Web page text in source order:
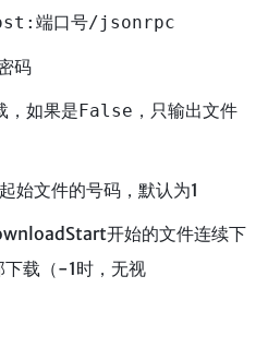
端口号/jsonrpc
码
，如果是False ，只输出文件
文件的号码，默认为1
开始的文件连续下
载（-1时，无视